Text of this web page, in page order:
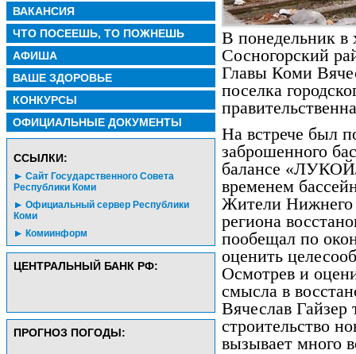
ВАКАНСИЯ
ЧТО ПОСЕЕШЬ, ТО ПОЖНЕШЬ
АФИША
ВАШЕ ЗДОРОВЬЕ
КОНКУРСЫ
ОФИЦИАЛЬНЫЕ ДОКУМЕНТЫ
CСЫЛКИ:
Сайт Государственного Совета
Республики Коми
Официальный сервер Республики
Коми
Комиинформ
ЦЕНТРАЛЬНЫЙ БАНК РФ:
ПРОГНОЗ ПОГОДЫ:
В понедельник в
Сосногорский
Главы Коми
поселка
На встрече был
заброшенного
балансе
временем
Жители Нижнего
региона
пообещал по
оценить
Осмотрев и
смысла в
Вячеслав Гайзер
строительство
вызывает много